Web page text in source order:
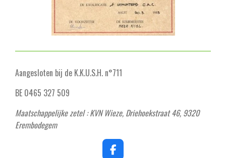
Aangesloten bij de K.K.U.S.H. n°711
BE 0465 327 509
Maatschappelijke zetel : KVN Wieze, Driehoekstraat 46, 9320
Erembodegem
F